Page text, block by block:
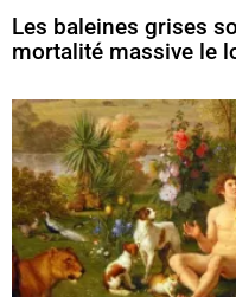
Les baleines grises
mortalité massive le